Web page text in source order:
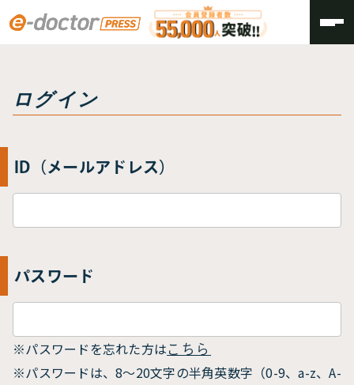
トップ
ログイン
ID（メールアドレス）
パスワード
※パスワードを忘れた方は こちら
※パスワードは、8〜20文字の半角英数字（0-9、a-z、A-